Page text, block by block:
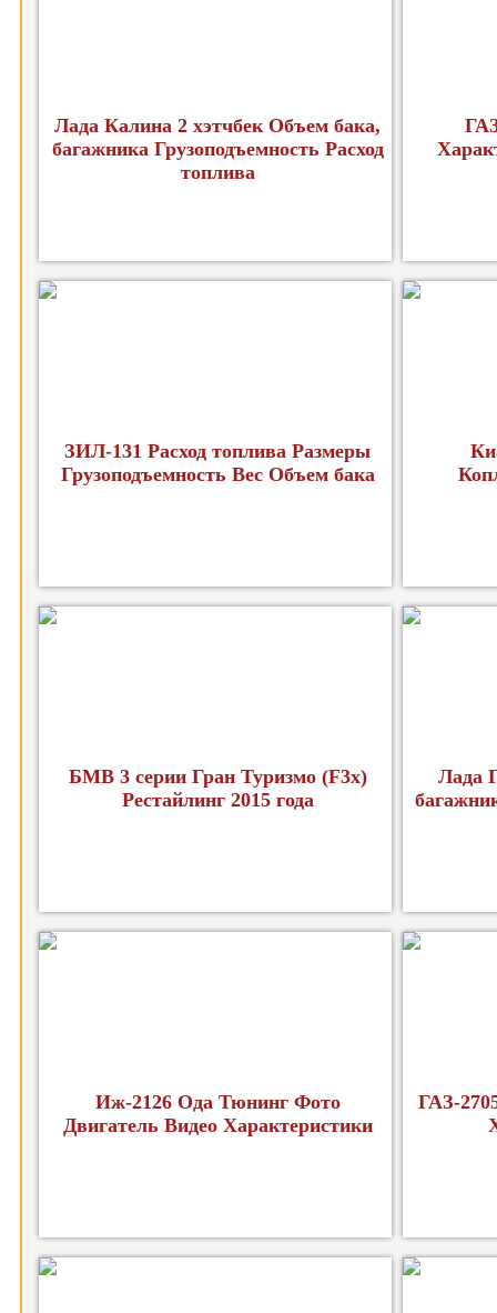
Лада Калина 2 хэтчбек Объем бака,
багажника Грузоподъемность Расход
топлива
ЗИЛ-131 Расход топлива Размеры
Грузоподъемность Вес Объем бака
БМВ 3 серии Гран Туризмо (F3x)
Рестайлинг 2015 года
Лада
Иж-2126 Ода Тюнинг Фото
Двигатель Видео Характеристики
ГАЗ-